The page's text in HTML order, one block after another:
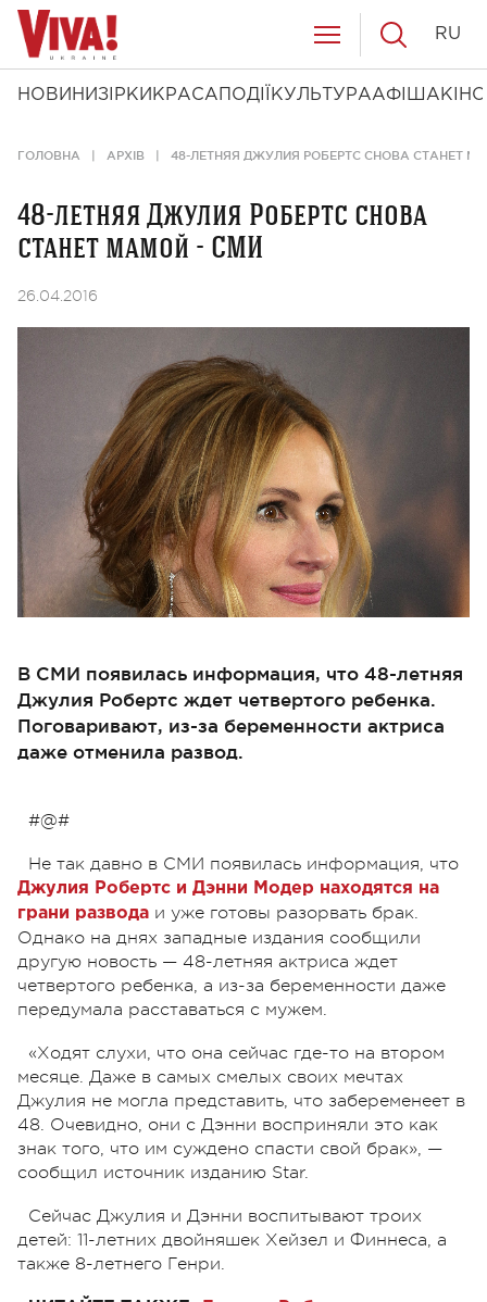
НОВИНИ ЗІРКИ КРАСА ПОДІЇ КУЛЬТУРААФІША КІНО
RU
ГОЛОВНА АРХІВ 48-ЛЕТНЯЯ ДЖУЛИЯ РОБЕРТС СНОВА СТАНЕТ
48-летняя Джулия Робертс снова
станет мамой - СМИ
26.04.2016
В СМИ появилась информация, что 48-летняя
Джулия Робертс ждет четвертого ребенка.
Поговаривают, из-за беременности актриса
даже отменила развод.
#@#
Не так давно в СМИ появилась информация, что
Джулия Робертс и Дэнни Модер находятся на
грани развода и уже готовы разорвать брак.
Однако на днях западные издания сообщили
другую новость — 48-летняя актриса ждет
четвертого ребенка, а из-за беременности даже
передумала расставаться с мужем.
«Ходят слухи, что она сейчас где-то на втором
месяце. Даже в самых смелых своих мечтах
Джулия не могла представить, что забеременеет в
48. Очевидно, они с Дэнни восприняли это как
знак того, что им суждено спасти свой брак», —
сообщил источник изданию Star.
Сейчас Джулия и Дэнни воспитывают троих
детей: 11-летних двойняшек Хейзел и Финнеса, а
также 8-летнего Генри.